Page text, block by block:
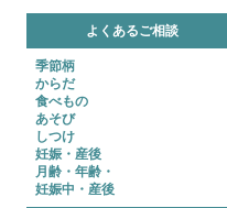
よくあるご相談
季節柄
からだ
食べもの
あそび
しつけ
妊娠・産後
月齢・年齢・
妊娠中・産後